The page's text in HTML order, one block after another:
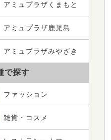
アミュプラザくまもと
アミュプラザ鹿児島
アミュプラザみやざき
で探す
ファッション
雑貨・コスメ